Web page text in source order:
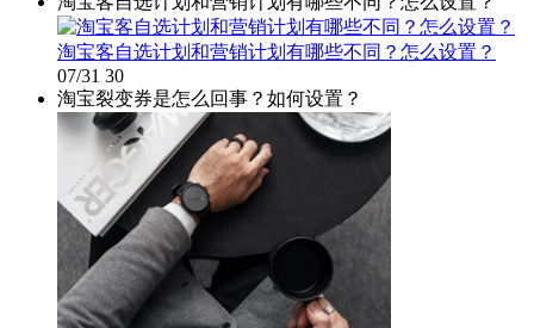
淘宝客自选计划和营销计划有哪些不同？怎么设置？
07/31 30
淘宝裂变券是怎么回事？如何设置？